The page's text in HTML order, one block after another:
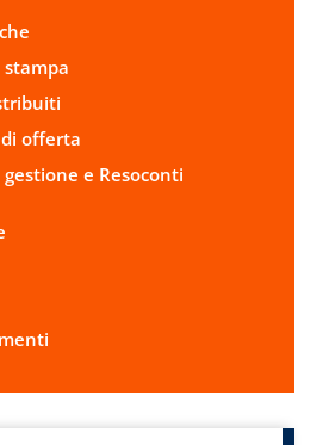
offerta
e Resoconti